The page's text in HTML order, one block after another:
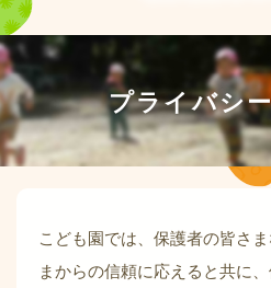
プライバシ
こども園では、保護者の皆さ
まからの信頼に応えると共に